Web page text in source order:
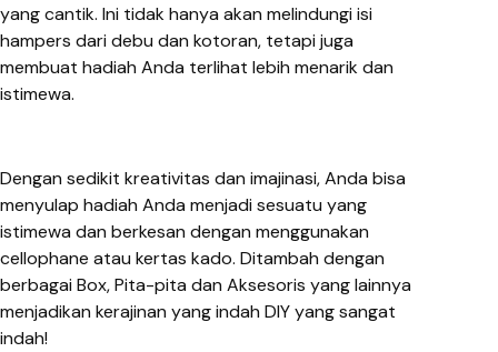
yang cantik. Ini tidak hanya akan melindungi isi
hampers dari debu dan kotoran, tetapi juga
membuat hadiah Anda terlihat lebih menarik dan
istimewa.
Dengan sedikit kreativitas dan imajinasi, Anda bisa
menyulap hadiah Anda menjadi sesuatu yang
istimewa dan berkesan dengan menggunakan
cellophane atau kertas kado. Ditambah dengan
berbagai Box, Pita-pita dan Aksesoris yang lainnya
menjadikan kerajinan yang indah DIY yang sangat
indah!